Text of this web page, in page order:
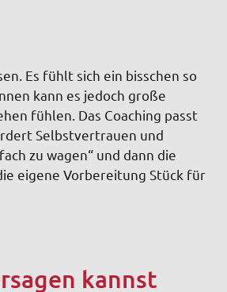
Es fühlt sich ein bisschen so
kann es jedoch große
fühlen. Das Coaching passt
Selbstvertrauen und
zu wagen“ und dann die
eigene Vorbereitung Stück für
kannst